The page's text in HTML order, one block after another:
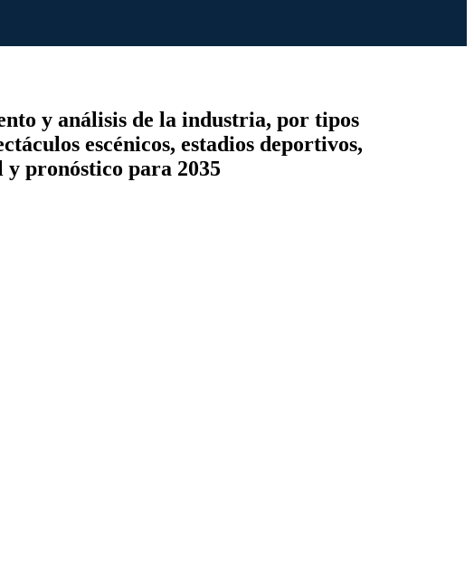
y análisis de la industria, por tipos
escénicos, estadios deportivos,
pronóstico para 2035